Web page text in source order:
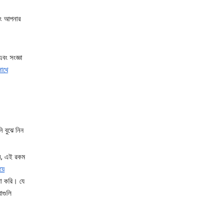
আপনার
সংজ্ঞা
বুঝে নিন
এই রকম
করি। যে